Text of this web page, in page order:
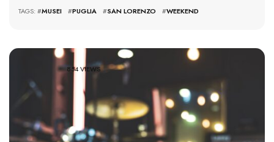
TAGS: #MUSEI #PUGLIA #SAN LORENZO #WEEKEND
854 VIEWS